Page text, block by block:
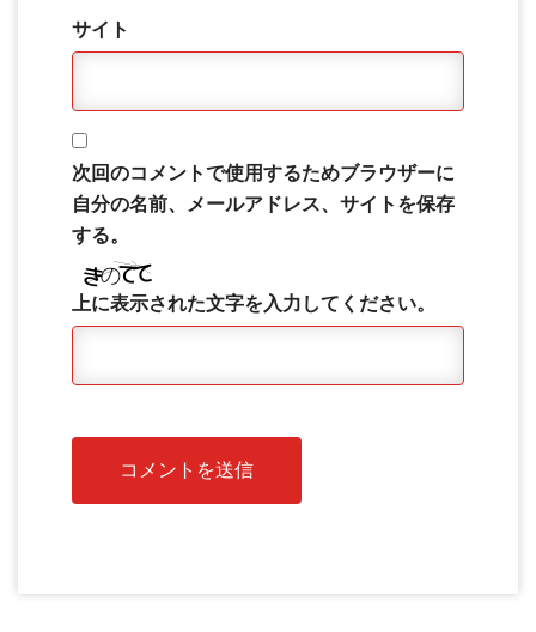
サイト
次回のコメントで使用するためブラウザーに
自分の名前、メールアドレス、サイトを保存
する。
上に表示された文字を入力してください。